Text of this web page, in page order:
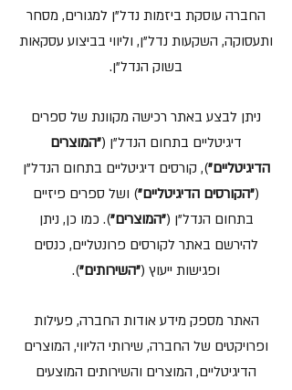
החברה עוסקת ביזמות נדל"ן למגורים, מסחר
ותעסוקה, השקעות נדל"ן, וליווי בביצוע עסקאות
בשוק הנדל"ן.
ניתן לבצע באתר רכישה מקוונת של ספרים
דיגיטליים בתחום הנדל"ן ("המוצרים
הדיגיטליים"), קורסים דיגיטליים בתחום הנדל"ן
("הקורסים הדיגיטליים") ושל ספרים פיזיים
בתחום הנדל"ן ("המוצרים"). כמו כן, ניתן
להירשם באתר לקורסים פרונטליים, כנסים
ופגישות ייעוץ ("השירותים").
האתר מספק מידע אודות החברה, פעילות
ופרויקטים של החברה, שירותי הליווי, המוצרים
הדיגיטליים, המוצרים והשירותים המוצעים